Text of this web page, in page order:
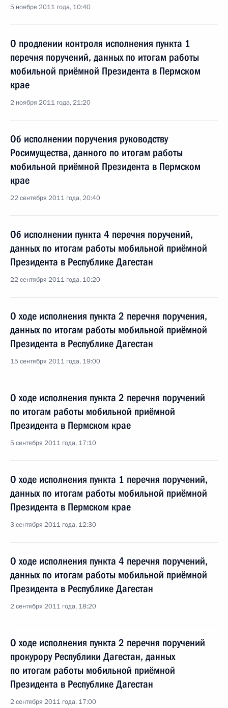
5 ноября 2011 года, 10:40
О продлении контроля исполнения пункта 1
перечня поручений, данных по итогам работы
мобильной приёмной Президента в Пермском
крае
2 ноября 2011 года, 21:20
Об исполнении поручения руководству
Росимущества, данного по итогам работы
мобильной приёмной Президента в Пермском
крае
22 сентября 2011 года, 20:40
Об исполнении пункта 4 перечня поручений,
данных по итогам работы мобильной приёмной
Президента в Республике Дагестан
22 сентября 2011 года, 10:20
О ходе исполнения пункта 2 перечня поручения,
данных по итогам работы мобильной приёмной
Президента в Республике Дагестан
15 сентября 2011 года, 19:00
О ходе исполнения пункта 2 перечня поручений
по итогам работы мобильной приёмной
Президента в Пермском крае
5 сентября 2011 года, 17:10
О ходе исполнения пункта 1 перечня поручений,
данных по итогам работы мобильной приёмной
Президента в Пермском крае
3 сентября 2011 года, 12:30
О ходе исполнения пункта 4 перечня поручений,
данных по итогам работы мобильной приёмной
Президента в Республике Дагестан
2 сентября 2011 года, 18:20
О ходе исполнения пункта 2 перечня поручений
прокурору Республики Дагестан, данных
по итогам работы мобильной приёмной
Президента в Республике Дагестан
2 сентября 2011 года, 17:00